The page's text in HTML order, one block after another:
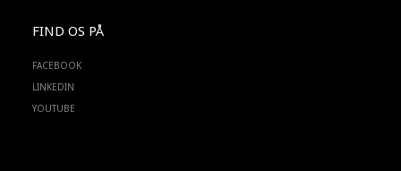
FIND OS PÅ
FACEBOOK
LINKEDIN
YOUTUBE